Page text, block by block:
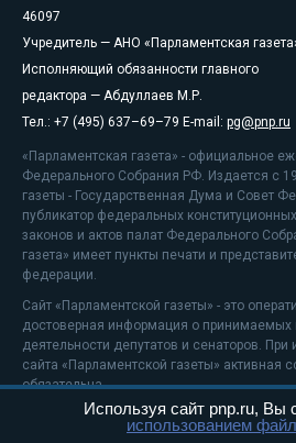
46097
Учредитель — АНО «Парламентская
Исполняющий обязанности главного
редактора — Абдуллаев М.Р.
Тел.: +7 (495) 637–69–79 E-mail: pg@pnp.ru
«Парламентская газета» - официальное
Федерального Собрания РФ. Издается с
газеты - Государственная Дума и Совет
публикатор федеральных
законов и актов палат Федерального
газета» имеет пункты печати и
федерации.
Сайт «Парламентской газеты» - это
достоверная информация о принимаемых
деятельности депутатов и сенаторов.
сайта «Парламентской газеты» активная
обязательна.
На информационном ресурсе
Используя сайт pnp.ru, Вы
использованием